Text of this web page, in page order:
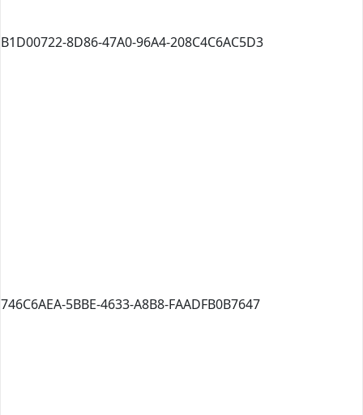
B1D00722-8D86-47A0-96A4-208C4C6AC5D3
746C6AEA-5BBE-4633-A8B8-FAADFB0B7647